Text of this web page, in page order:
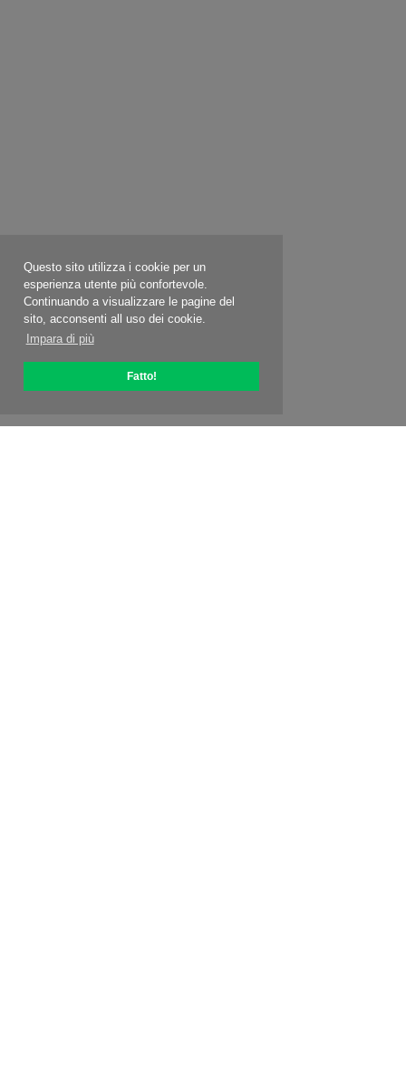
Questo sito utilizza i cookie per un
esperienza utente più confortevole.
Continuando a visualizzare le pagine del
sito, acconsenti all uso dei cookie.
Impara di più
Fatto!